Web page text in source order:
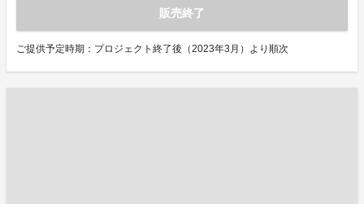
販売終了
ご提供予定時期：プロジェクト終了後（2023年3月）より順次